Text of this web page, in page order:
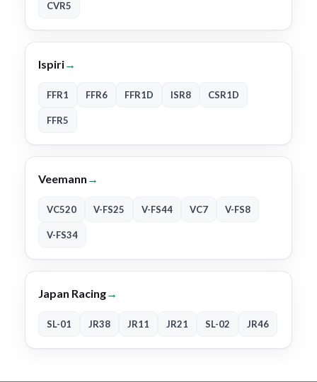
CVR5
Ispiri→
FFR1 FFR6 FFR1D ISR8 CSR1D
FFR5
Veemann →
VC520 V-FS25 V-FS44 VC7 V-FS8
V-FS34
Japan Racing→
SL-01 JR38 JR11 JR21 SL-02 JR46